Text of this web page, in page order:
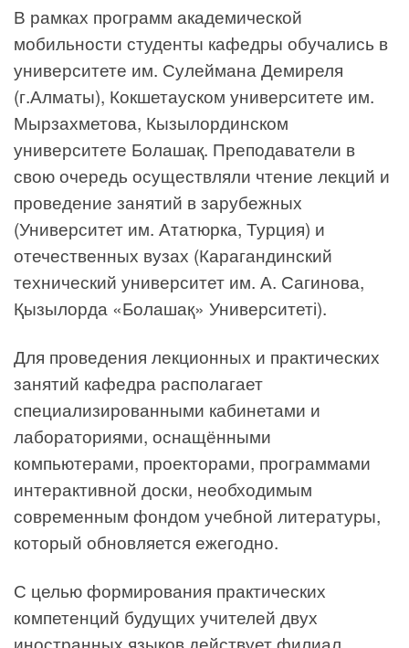
В рамках программ академической
мобильности студенты кафедры обучались в
университете им. Сулеймана Демиреля
(г.Алматы), Кокшетауском университете им.
Мырзахметова, Кызылординском
университете Болашақ. Преподаватели в
свою очередь осуществляли чтение лекций и
проведение занятий в зарубежных
(Университет им. Ататюрка, Турция) и
отечественных вузах (Карагандинский
технический университет им. А. Сагинова,
Қызылорда «Болашақ» Университеті).
Для проведения лекционных и практических
занятий кафедра располагает
специализированными кабинетами и
лабораториями, оснащёнными
компьютерами, проекторами, программами
интерактивной доски, необходимым
современным фондом учебной литературы,
который обновляется ежегодно.
С целью формирования практических
компетенций будущих учителей двух